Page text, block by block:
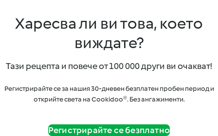
Харесва ли ви това, което
виждате?
Тази рецепта и повече от 100 000 други ви очакват!
Регистрирайте се за нашия 30-дневен безплатен пробен период и
открийте света на Cookidoo®. Без ангажименти.
Регистрирайте се безплатно